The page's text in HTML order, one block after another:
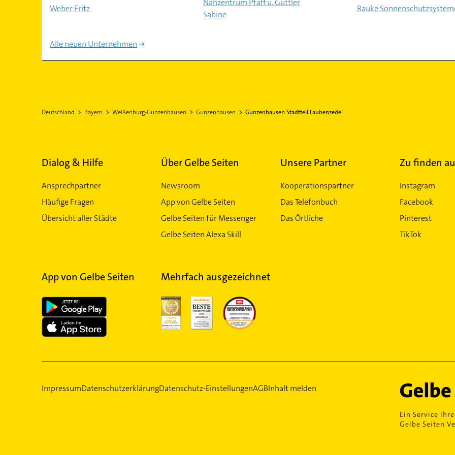
Weber Fritz
Nähzentrum Pfaff u. Güttler
Sabine
Bauke
Alle neuen Unternehmen
Deutschland Bayern Weißenburg-Gunzenhausen Gunzenhausen Gunzenhausen Stadtteil Laubenzedel
Dialog & Hilfe
Ansprechpartner
Häufige Fragen
Übersicht aller Städte
Über Gelbe Seiten
Newsroom
App von Gelbe Seiten
Gelbe Seiten für Messenger
Gelbe Seiten Alexa Skill
Unsere Partner
Kooperationspartner
Das Telefonbuch
Das Örtliche
Zu finden
Instagram
Facebook
Pinterest
TikTok
App von Gelbe Seiten Mehrfach ausgezeichnet
ImpressumDatenschutzerklärungDatenschutz-EinstellungenAGBInhalt melden
Ein Service
Gelbe Seiten